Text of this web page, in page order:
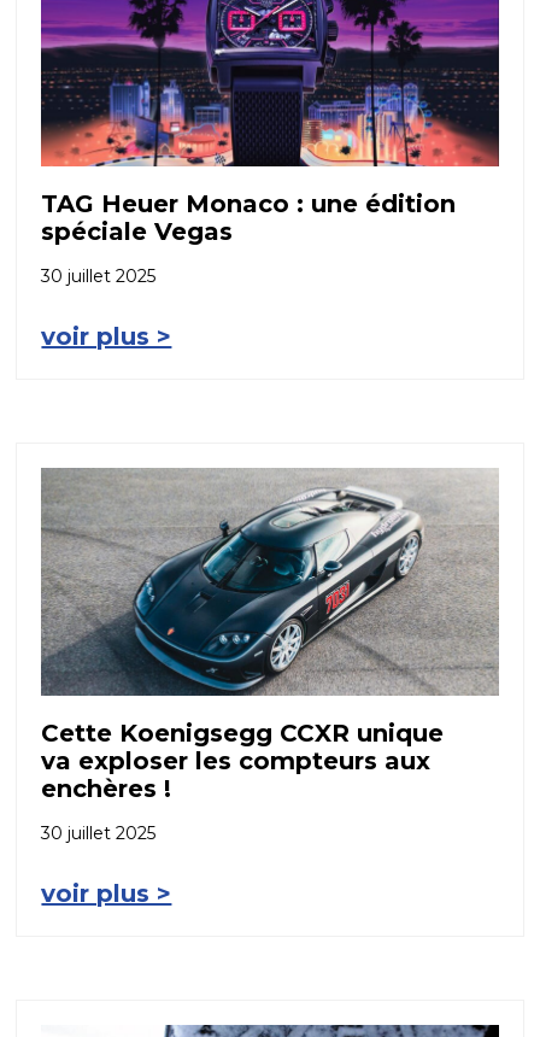
TAG Heuer Monaco : une édition
spéciale Vegas
30 juillet 2025
voir plus >
Cette Koenigsegg CCXR unique
va exploser les compteurs aux
enchères !
30 juillet 2025
voir plus >